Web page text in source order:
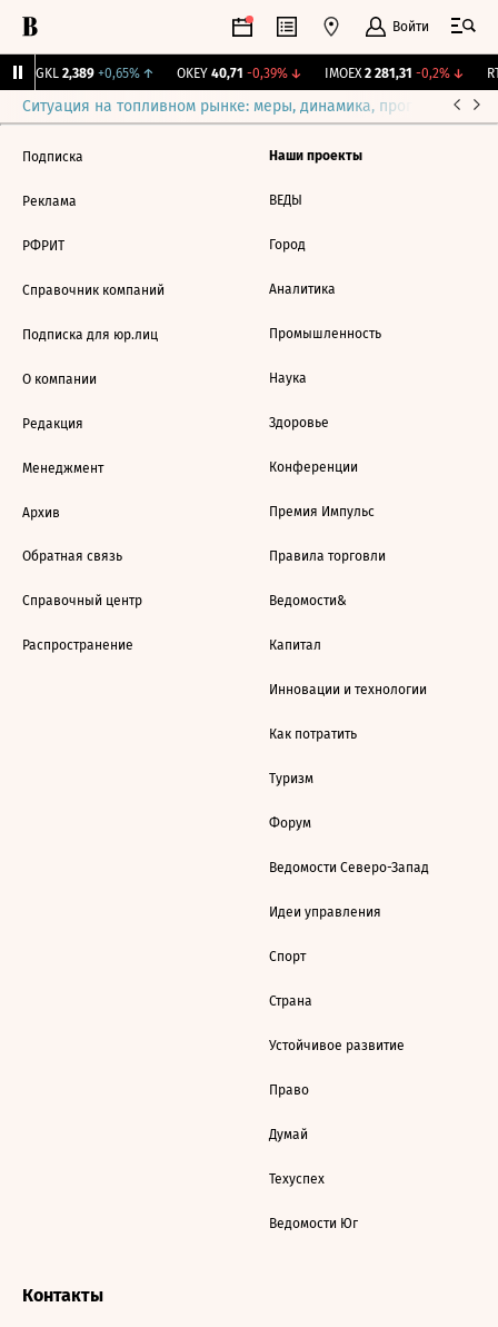
Войти
MGKL 2,389 +0,65%↑ OKEY 40,71 -0,39%↓ IMOEX 2 281,31 -0,2%↓
Ситуация на топливном рынке: меры, динамика, прогнозы
Подписка
Реклама
РФРИТ
Справочник компаний
Подписка для юр.лиц
О компании
Редакция
Менеджмент
Архив
Обратная связь
Справочный центр
Распространение
Наши проекты
ВЕДЫ
Город
Аналитика
Промышленность
Наука
Здоровье
Конференции
Премия Импульс
Правила торговли
Ведомости&
Капитал
Инновации и технологии
Как потратить
Туризм
Форум
Ведомости Северо-Запад
Идеи управления
Спорт
Страна
Устойчивое развитие
Право
Думай
Техуспех
Ведомости Юг
Контакты